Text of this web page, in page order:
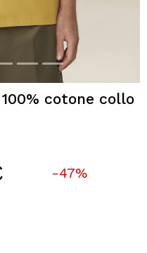
cotone collo
-47%